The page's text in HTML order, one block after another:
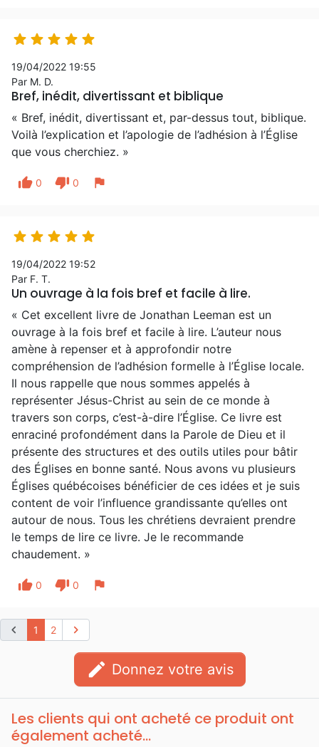
    
19/04/2022 19:55
Par M. D.
Bref, inédit, divertissant et biblique
« Bref, inédit, divertissant et, par-dessus tout, biblique.
Voilà l’explication et l’apologie de l’adhésion à l’Église
que vous cherchiez. »
thumb_up 0 thumb_down 0 flag
    
19/04/2022 19:52
Par F. T.
Un ouvrage à la fois bref et facile à lire.
« Cet excellent livre de Jonathan Leeman est un
ouvrage à la fois bref et facile à lire. L’auteur nous
amène à repenser et à approfondir notre
compréhension de l’adhésion formelle à l’Église locale.
Il nous rappelle que nous sommes appelés à
représenter Jésus-Christ au sein de ce monde à
travers son corps, c’est-à-dire l’Église. Ce livre est
enraciné profondément dans la Parole de Dieu et il
présente des structures et des outils utiles pour bâtir
des Églises en bonne santé. Nous avons vu plusieurs
Églises québécoises bénéficier de ces idées et je suis
content de voir l’influence grandissante qu’elles ont
autour de nous. Tous les chrétiens devraient prendre
le temps de lire ce livre. Je le recommande
chaudement. »
thumb_up 0 thumb_down 0 flag
chevron_left 1 2 chevron_right
edit Donnez votre avis
Les clients qui ont acheté ce produit ont
également acheté...